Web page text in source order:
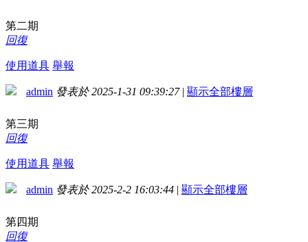
第二期
回復
使用道具 舉報
admin 發表於 2025-1-31 09:39:27 | 顯示全部樓層
第三期
回復
使用道具 舉報
admin 發表於 2025-2-2 16:03:44 | 顯示全部樓層
第四期
回復